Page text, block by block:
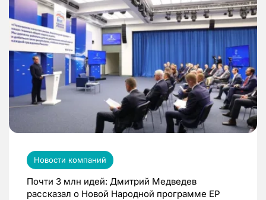
Новости компаний
Почти 3 млн идей: Дмитрий Медведев
рассказал о Новой Народной программе ЕР